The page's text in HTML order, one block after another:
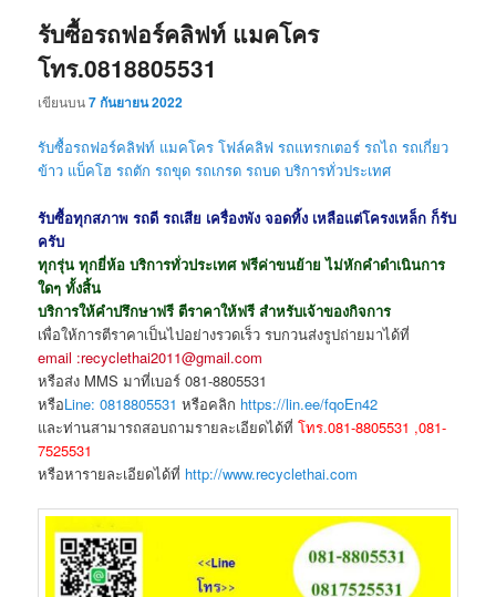
รับซื้อรถฟอร์คลิฟท์ แมคโคร
โทร.0818805531
เขียนบน7 กันยายน 2022
รับซื้อรถฟอร์คลิฟท์ แมคโคร โฟล์คลิฟ รถแทรกเตอร์ รถไถ รถเกี่ยว
ข้าว แบ็คโฮ รถตัก รถขุด รถเกรด รถบด บริการทั่วประเทศ
รับซื้อทุกสภาพ รถดี รถเสีย เครื่องพัง จอดทิ้ง เหลือแต่โครงเหล็ก ก็รับ
ครับ
ทุกรุ่น ทุกยี่ห้อ บริการทั่วประเทศ ฟรีค่าขนย้าย ไม่หักคำดำเนินการ
ใดๆ ทั้งสิ้น
บริการให้คำปรึกษาฟรี ตีราคาให้ฟรี สำหรับเจ้าของกิจการ
เพื่อให้การตีราคาเป็นไปอย่างรวดเร็ว รบกวนส่งรูปถ่ายมาได้ที่
email :recyclethai2011@gmail.com
หรือส่ง MMS มาที่เบอร์ 081-8805531
หรือLine: 0818805531 หรือคลิก https://lin.ee/fqoEn42
และท่านสามารถสอบถามรายละเอียดได้ที่โทร.081-8805531 ,081-
7525531
หรือหารายละเอียดได้ที่ http://www.recyclethai.com